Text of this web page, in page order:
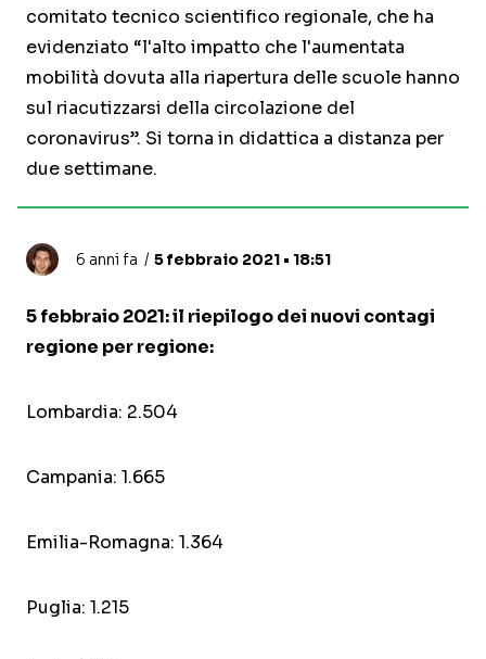
comitato tecnico scientifico regionale, che ha
evidenziato “l'alto impatto che l'aumentata
mobilità dovuta alla riapertura delle scuole hanno
sul riacutizzarsi della circolazione del
coronavirus”. Si torna in didattica a distanza per
due settimane.
6 anni fa 5 febbraio 2021 • 18:51
5 febbraio 2021: il riepilogo dei nuovi contagi
regione per regione:
Lombardia: 2.504
Campania: 1.665
Emilia-Romagna: 1.364
Puglia: 1.215